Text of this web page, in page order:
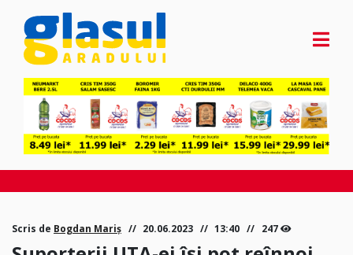
Scris de Bogdan Mariș 20.06.2023 13:40 247